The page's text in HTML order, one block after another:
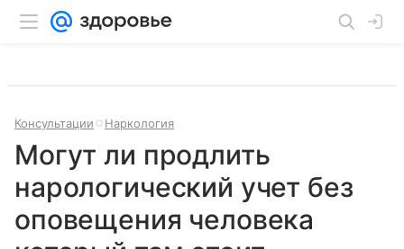
Консультации Наркология
Могут ли продлить
нарологический учет без
оповещения человека